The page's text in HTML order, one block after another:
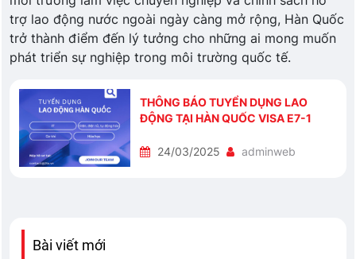
trợ lao động nước ngoài ngày càng mở rộng, Hàn Quốc
trở thành điểm đến lý tưởng cho những ai mong muốn
phát triển sự nghiệp trong môi trường quốc tế.
THÔNG BÁO TUYỂN DỤNG LAO
ĐỘNG TẠI HÀN QUỐC VISA E7-1
24/03/2025 adminweb
Bài viết mới